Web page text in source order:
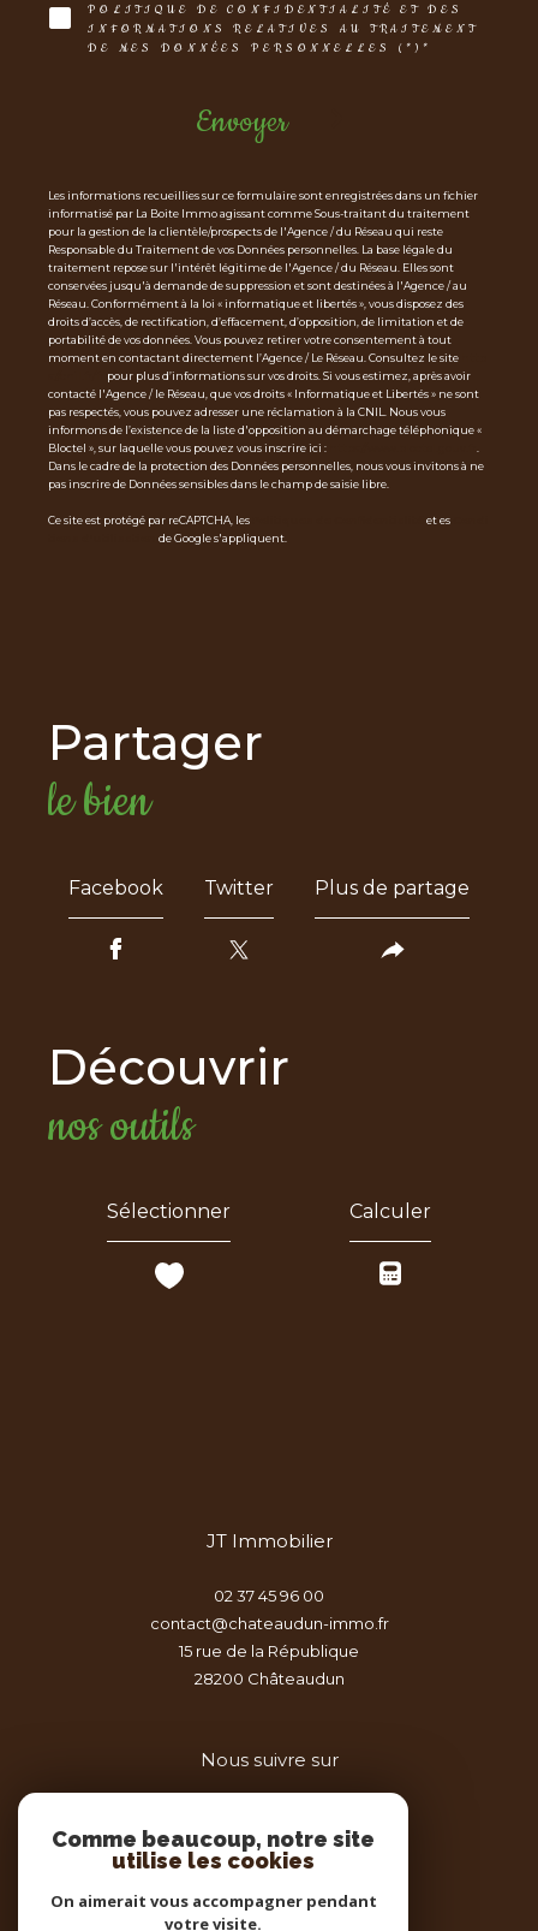
POLITIQUE DE CONFIDENTIALITÉ ET DES
INFORMATIONS RELATIVES AU TRAITEMENT
DE MES DONNÉES PERSONNELLES (*)*
Envoyer
Les informations recueillies sur ce formulaire sont enregistrées dans un fichier
informatisé par La Boite Immo agissant comme Sous-traitant du traitement
pour la gestion de la clientèle/prospects de l'Agence / du Réseau qui reste
Responsable du Traitement de vos Données personnelles. La base légale du
traitement repose sur l'intérêt légitime de l'Agence / du Réseau. Elles sont
conservées jusqu'à demande de suppression et sont destinées à l'Agence / au
Réseau. Conformément à la loi « informatique et libertés », vous disposez des
droits d’accès, de rectification, d’effacement, d’opposition, de limitation et de
portabilité de vos données. Vous pouvez retirer votre consentement à tout
moment en contactant directement l’Agence / Le Réseau. Consultez le site
pour plus d’informations sur vos droits. Si vous estimez, après avoir
contacté l'Agence / le Réseau, que vos droits « Informatique et Libertés » ne sont
pas respectés, vous pouvez adresser une réclamation à la CNIL. Nous vous
informons de l’existence de la liste d'opposition au démarchage téléphonique «
Bloctel », sur laquelle vous pouvez vous inscrire ici :
Dans le cadre de la protection des Données personnelles, nous vous invitons à ne
pas inscrire de Données sensibles dans le champ de saisie libre.
Ce site est protégé par reCAPTCHA, les et es
de Google s'appliquent.
partager
le bien
Facebook Twitter Plus de partage
découvrir
nos outils
Sélectionner Calculer
JT Immobilier
02 37 45 96 00
contact@chateaudun-immo.fr
15 rue de la République
28200
châteaudun
Nous suivre sur
Comme beaucoup, notre site
utilise les cookies
On aimerait vous accompagner pendant
votre visite.